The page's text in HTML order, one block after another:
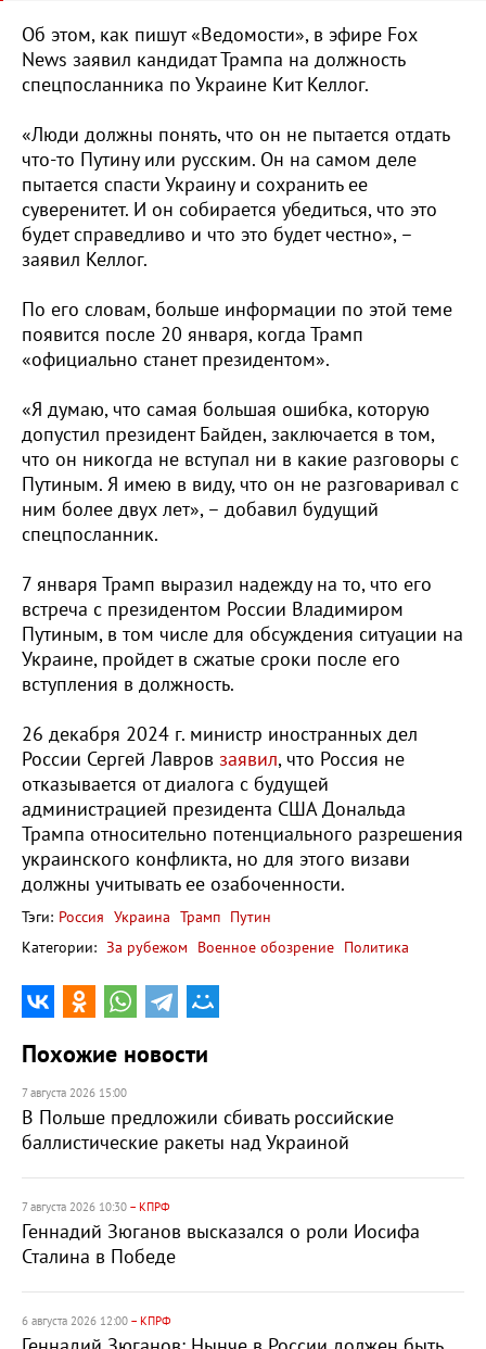
Об этом, как пишут «Ведомости», в эфире Fox
News заявил кандидат Трампа на должность
спецпосланника по Украине Кит Келлог.
«Люди должны понять, что он не пытается отдать
что-то Путину или русским. Он на самом деле
пытается спасти Украину и сохранить ее
суверенитет. И он собирается убедиться, что это
будет справедливо и что это будет честно», –
заявил Келлог.
По его словам, больше информации по этой теме
появится после 20 января, когда Трамп
«официально станет президентом».
«Я думаю, что самая большая ошибка, которую
допустил президент Байден, заключается в том,
что он никогда не вступал ни в какие разговоры с
Путиным. Я имею в виду, что он не разговаривал с
ним более двух лет», – добавил будущий
спецпосланник.
7 января Трамп выразил надежду на то, что его
встреча с президентом России Владимиром
Путиным, в том числе для обсуждения ситуации на
Украине, пройдет в сжатые сроки после его
вступления в должность.
26 декабря 2024 г. министр иностранных дел
России Сергей Лавров заявил, что Россия не
отказывается от диалога с будущей
администрацией президента США Дональда
Трампа относительно потенциального разрешения
украинского конфликта, но для этого визави
должны учитывать ее озабоченности.
Тэги: Россия Украина Трамп Путин
Категории: За рубежом Военное обозрение Политика
Похожие новости
7 августа 2026 15:00
В Польше предложили сбивать российские
баллистические ракеты над Украиной
7 августа 2026 10:30 – КПРФ
Геннадий Зюганов высказался о роли Иосифа
Сталина в Победе
6 августа 2026 12:00 – КПРФ